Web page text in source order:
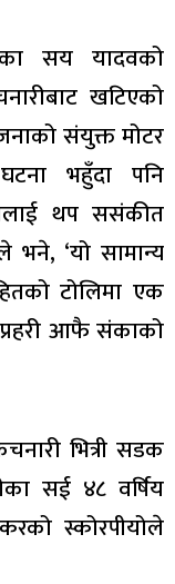
सय यादवको
खटिएको
संयुक्त मोटर
भहुँदा पनि
थप ससंकीत
‘यो सामान्य
टोलिमा एक
आफै संकाको
भित्री सडक
सई ४८ वर्षिय
स्कोरपीयोले